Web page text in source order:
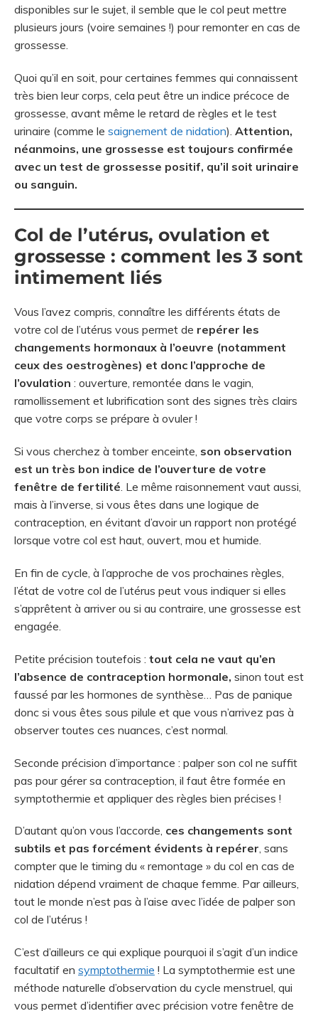
disponibles sur le sujet, il semble que le col peut mettre
plusieurs jours (voire semaines !) pour remonter en cas de
grossesse.
Quoi qu’il en soit, pour certaines femmes qui connaissent
très bien leur corps, cela peut être un indice précoce de
grossesse, avant même le retard de règles et le test
urinaire (comme le saignement de nidation). Attention,
néanmoins, une grossesse est toujours confirmée
avec un test de grossesse positif, qu’il soit urinaire
ou sanguin.
Col de l’utérus, ovulation et
grossesse : comment les 3 sont
intimement liés
Vous l’avez compris, connaître les différents états de
votre col de l’utérus vous permet de repérer les
changements hormonaux à l’oeuvre (notamment
ceux des oestrogènes) et donc l’approche de
l’ovulation : ouverture, remontée dans le vagin,
ramollissement et lubrification sont des signes très clairs
que votre corps se prépare à ovuler !
Si vous cherchez à tomber enceinte, son observation
est un très bon indice de l’ouverture de votre
fenêtre de fertilité. Le même raisonnement vaut aussi,
mais à l’inverse, si vous êtes dans une logique de
contraception, en évitant d’avoir un rapport non protégé
lorsque votre col est haut, ouvert, mou et humide.
En fin de cycle, à l’approche de vos prochaines règles,
l’état de votre col de l’utérus peut vous indiquer si elles
s’apprêtent à arriver ou si au contraire, une grossesse est
engagée.
Petite précision toutefois : tout cela ne vaut qu’en
l’absence de contraception hormonale, sinon tout est
faussé par les hormones de synthèse… Pas de panique
donc si vous êtes sous pilule et que vous n’arrivez pas à
observer toutes ces nuances, c’est normal.
Seconde précision d’importance : palper son col ne suffit
pas pour gérer sa contraception, il faut être formée en
symptothermie et appliquer des règles bien précises !
D’autant qu’on vous l’accorde, ces changements sont
subtils et pas forcément évidents à repérer, sans
compter que le timing du « remontage » du col en cas de
nidation dépend vraiment de chaque femme. Par ailleurs,
tout le monde n’est pas à l’aise avec l’idée de palper son
col de l’utérus !
C’est d’ailleurs ce qui explique pourquoi il s’agit d’un indice
facultatif en symptothermie ! La symptothermie est une
méthode naturelle d’observation du cycle menstruel, qui
vous permet d’identifier avec précision votre fenêtre de